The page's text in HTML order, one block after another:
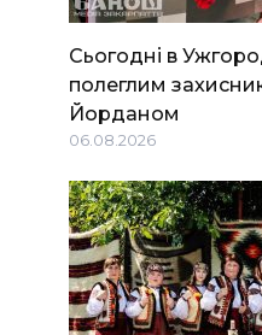
Сьогодні в
полеглим
Йорданом
06.08.2026